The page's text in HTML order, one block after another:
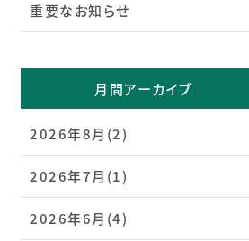
重要なお知らせ
月間アーカイブ
2026年8月(2)
2026年7月(1)
2026年6月(4)